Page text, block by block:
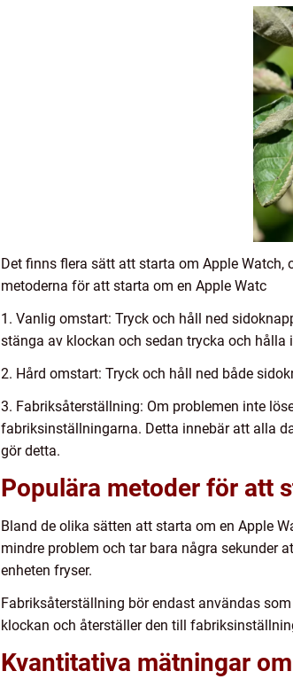
Det finns flera sätt att starta om Apple Watch,
metoderna för att starta om en Apple Watc
1. Vanlig omstart: Tryck och håll ned
stänga av klockan och sedan trycka och
2. Hård omstart: Tryck och håll ned både
3. Fabriksåterställning: Om problemen inte
fabriksinställningarna. Detta innebär att alla
gör detta.
Populära metoder för att
Bland de olika sätten att starta om en Apple
mindre problem och tar bara några sekunder
enheten fryser.
Fabriksåterställning bör endast användas
klockan och återställer den till
Kvantitativa mätningar